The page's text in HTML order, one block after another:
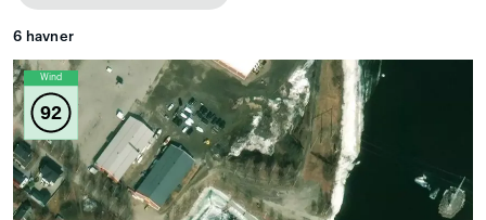
6 havner
Wind
92